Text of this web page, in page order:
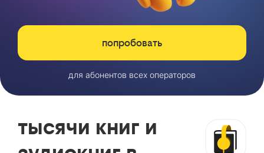
попробовать
для абонентов всех операторов
тысячи книг и